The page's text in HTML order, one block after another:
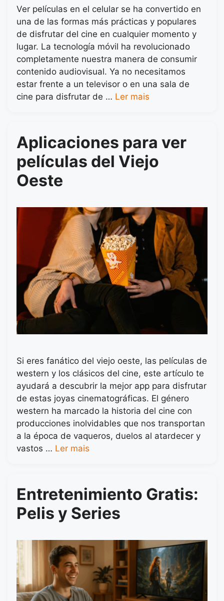
Ver películas en el celular se ha convertido en
una de las formas más prácticas y populares
de disfrutar del cine en cualquier momento y
lugar. La tecnología móvil ha revolucionado
completamente nuestra manera de consumir
contenido audiovisual. Ya no necesitamos
estar frente a un televisor o en una sala de
cine para disfrutar de … Ler mais
Aplicaciones para ver
películas del Viejo
Oeste
Si eres fanático del viejo oeste, las películas de
western y los clásicos del cine, este artículo te
ayudará a descubrir la mejor app para disfrutar
de estas joyas cinematográficas. El género
western ha marcado la historia del cine con
producciones inolvidables que nos transportan
a la época de vaqueros, duelos al atardecer y
vastos … Ler mais
Entretenimiento Gratis:
Pelis y Series